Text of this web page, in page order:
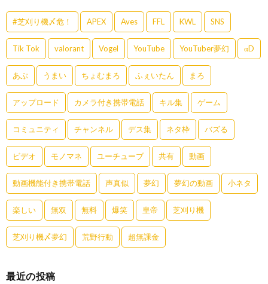
#芝刈り機〆危！ APEX Aves FFL KWL SNS
Tik Tok valorant Vogel YouTube YouTuber夢幻 αD
あぶ うまい ちょむまろ ふぇいたん まろ
アップロード カメラ付き携帯電話 キル集 ゲーム
コミュニティ チャンネル デス集 ネタ枠 バズる
ビデオ モノマネ ユーチューブ 共有 動画
動画機能付き携帯電話 声真似 夢幻 夢幻の動画 小ネタ
楽しい 無双 無料 爆笑 皇帝 芝刈り機
芝刈り機〆夢幻 荒野行動 超無課金
最近の投稿